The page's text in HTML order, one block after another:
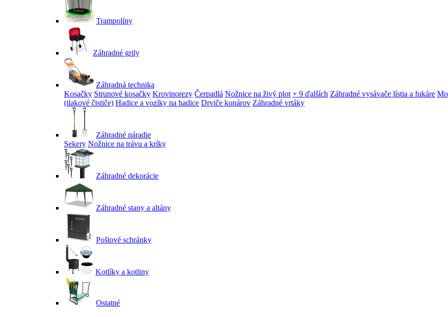
Trampolíny
Záhradné grily
Záhradná technika
Kosačky Strunové kosačky Krovinorezy Čerpadlá Nožnice na živý plot + 9 ďalších Záhradné vysávače lístia a fukáre
(tlakové čističe) Hadice a vozíky na hadice Drviče konárov Záhradné vrtáky
Záhradné náradie
Sekery Nožnice na trávu a kríky
Záhradné dekorácie
Záhradné stany a altány
Poštové schránky
Kotlíky a kotliny
Ostatné